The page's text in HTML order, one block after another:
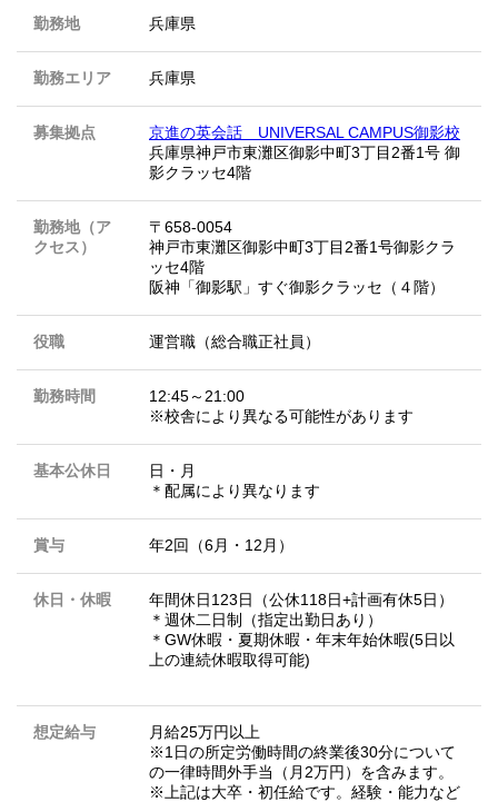
勤務地 兵庫県
勤務エリア 兵庫県
募集拠点
京進の英会話 UNIVERSAL CAMPUS御影校
兵庫県神戸市東灘区御影中町3丁目2番1号 御
影クラッセ4階
勤務地（ア
クセス）
〒658-0054
神戸市東灘区御影中町3丁目2番1号御影クラ
ッセ4階
阪神「御影駅」すぐ御影クラッセ（４階）
役職 運営職（総合職正社員）
勤務時間
12:45～21:00
※校舎により異なる可能性があります
基本公休日
日・月
＊配属により異なります
賞与 年2回（6月・12月）
休日・休暇
年間休日123日（公休118日+計画有休5日）
＊週休二日制（指定出勤日あり）
＊GW休暇・夏期休暇・年末年始休暇(5日以
上の連続休暇取得可能)
想定給与
月給25万円以上
※1日の所定労働時間の終業後30分について
の一律時間外手当（月2万円）を含みます。
※上記は大卒・初任給です。経験・能力など